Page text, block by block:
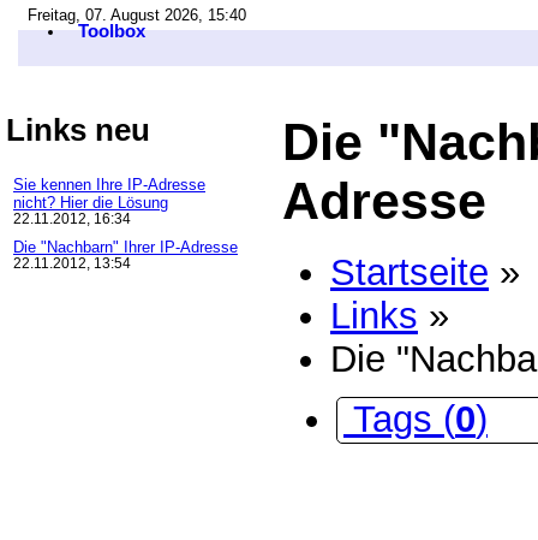
Freitag, 07. August 2026, 15:40
Toolbox
Links neu
Sie kennen Ihre IP-Adresse
nicht? Hier die Lösung
22.11.2012, 16:34
Die "Nachbarn" Ihrer IP-Adresse
22.11.2012, 13:54
Die
Adresse
Startseite »
Links »
Die
Tags (0)